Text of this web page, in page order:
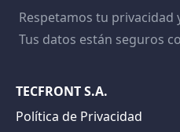
Respetamos tu privacidad
Tus datos están seguros
TECFRONT S.A.
Política de Privacidad